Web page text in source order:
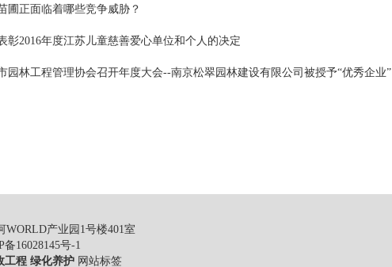
圃正面临着哪些竞争威胁？
彰2016年度江苏儿童慈善爱心单位和个人的决定
园林工程管理协会召开年度大会--南京松翠园林建设有限公司被授予“优秀企业”
产业园1号楼401室
备16028145号-1
工程 绿化养护 网站标签